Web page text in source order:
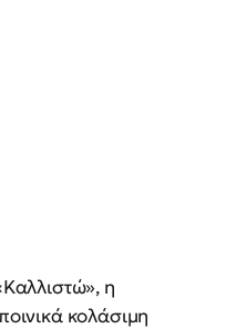
η
κολάσιμη